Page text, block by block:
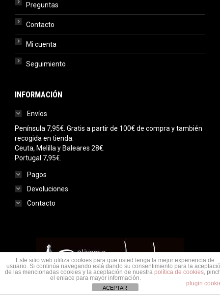
Preguntas
Contacto
Mi cuenta
Seguimiento
INFORMACIÓN
Envíos
Península 7,95€. Gratis a partir de 100€ de compra y también
recogida en tienda.
Ceuta, Melilla y Baleares 28€.
Portugal 7,95€.
Pagos
Devoluciones
Contacto
Menu legal
Este sitio web utiliza cookies para que usted tenga la mejor experiencia de
usuario. Si continúa navegando está dando su consentimiento para la
de las mencionadas cookies y la aceptación de nuestra política de cookies,
el enlace para mayor información.
plugin
ACEPTAR